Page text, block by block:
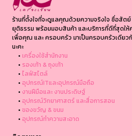
ร้านที่ตั้งใจที่จะดูแลคุณด้วยความจริงใจ ซื่อสัตย์
ยุติธรรม พร้อมมอบสินค้า และบริการที่ดีที่สุดใ
เพื่อคุณ และ ครอบครัว มาเป็นครอบครัวเดียว
นะคะ
• เครื่องใช้สำนักงาน
• รองเท้า & ถุงเท้า
• ไลฟ์สไตล์
• อุปกรณ์ITและอุปกรณ์มือถือ
• งานฝีมือและ งานประดิษฐ์
• อุปกรณ์วิทยาศาสตร์ และสื่อการสอน
• ของขวัญ & ขนม
• อุปกรณ์ทำความสะอาด